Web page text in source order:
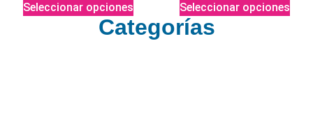
Seleccionar opciones Seleccionar opciones
Categorías